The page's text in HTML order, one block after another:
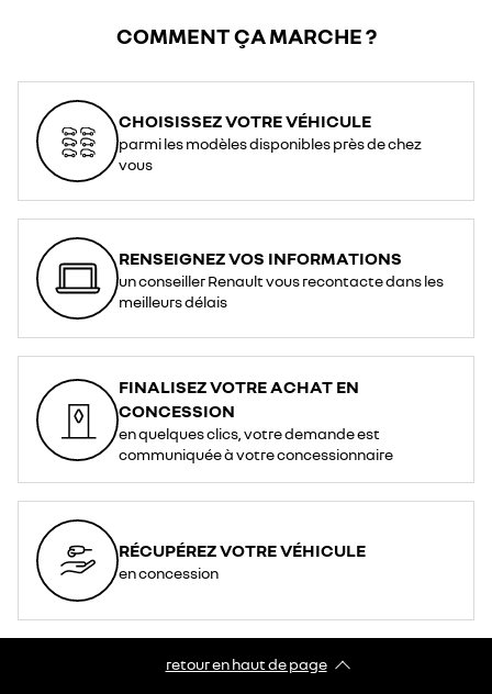
COMMENT ÇA MARCHE ?
CHOISISSEZ VOTRE VÉHICULE
parmi les modèles disponibles près de chez
vous
RENSEIGNEZ VOS INFORMATIONS
un conseiller Renault vous recontacte dans les
meilleurs délais
FINALISEZ VOTRE ACHAT EN
CONCESSION
en quelques clics, votre demande est
communiquée à votre concessionnaire
RÉCUPÉREZ VOTRE VÉHICULE
en concession
retour en haut de page​